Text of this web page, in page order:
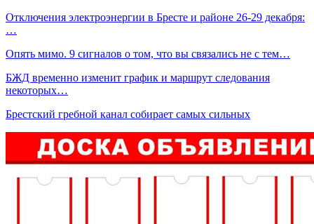
Отключения электроэнергии в Бресте и районе 26-29 декабря:
…
Опять мимо. 9 сигналов о том, что вы связались не с тем…
БЖД временно изменит график и маршрут следования
некоторых…
Брестский гребной канал собирает самых сильных